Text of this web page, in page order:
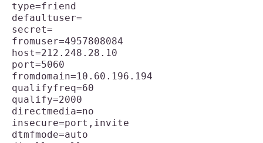
type=friend
defaultuser=
secret=
fromuser=4957808084
host=212.248.28.10
port=5060
fromdomain=10.60.196.194
qualifyfreq=60
qualify=2000
directmedia=no
insecure=port,invite
dtmfmode=auto